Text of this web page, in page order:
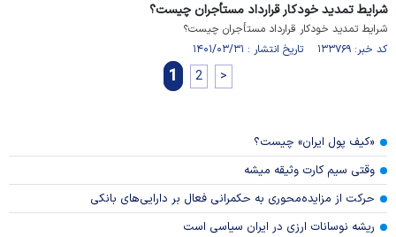
شرایط تمدید خودکار قرارداد مستأجران چیست؟
شرایط تمدید خودکار قرارداد مستأجران چیست؟
کد خبر: ۱۳۳۷۶۹ تاریخ انتشار : ۱۴۰۱/۰۳/۳۱
1 2 >
«کیف پول ایران» چیست؟
وقتی سیم کارت وثیقه میشه
حرکت از مزایده‌محوری به حکمرانی فعال بر دارایی‌های بانکی
ریشه نوسانات ارزی در ایران سیاسی است